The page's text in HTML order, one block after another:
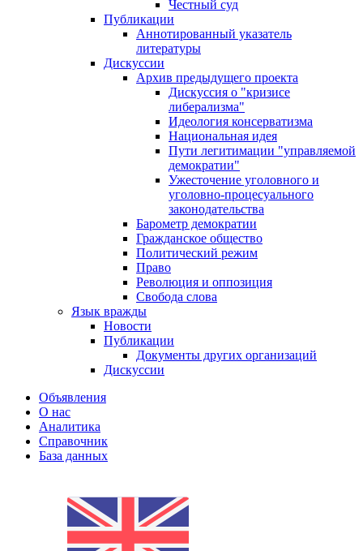
Честный суд
Публикации
Аннотированный указатель
литературы
Дискуссии
Архив предыдущего проекта
Дискуссия о "кризисе
либерализма"
Идеология консерватизма
Национальная идея
Пути легитимации "управляемой
демократии"
Ужесточение уголовного и
уголовно-процесуального
законодательства
Барометр демократии
Гражданское общество
Политический режим
Право
Революция и оппозиция
Свобода слова
Язык вражды
Новости
Публикации
Документы других организаций
Дискуссии
Объявления
О нас
Аналитика
Справочник
База данных